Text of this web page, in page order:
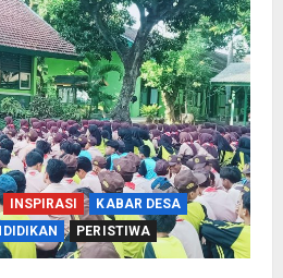
INSPIRASI
KABAR DESA
PERISTIWA